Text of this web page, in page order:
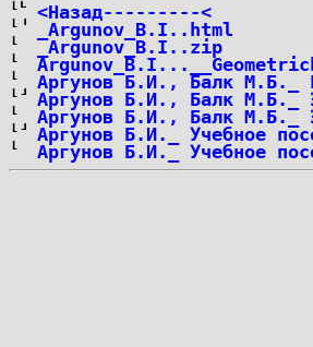
<Назад---------<
_Argunov_B.I..html
_Argunov_B.I..zip
Аргунов Б.И., Балк М.Б._
Аргунов Б.И., Балк М.Б._
Аргунов Б.И., Балк М.Б._
Аргунов Б.И._ Учебное
Аргунов Б.И._ Учебное